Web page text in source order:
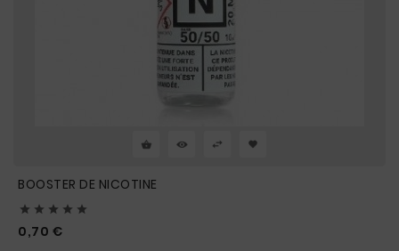
BOOSTER DE NICOTINE
    
0,70 €